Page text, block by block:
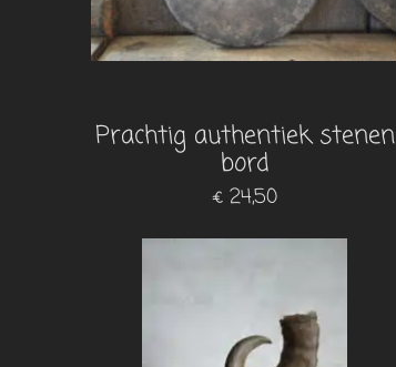
Prachtig authentiek stenen
bord
€ 24,50